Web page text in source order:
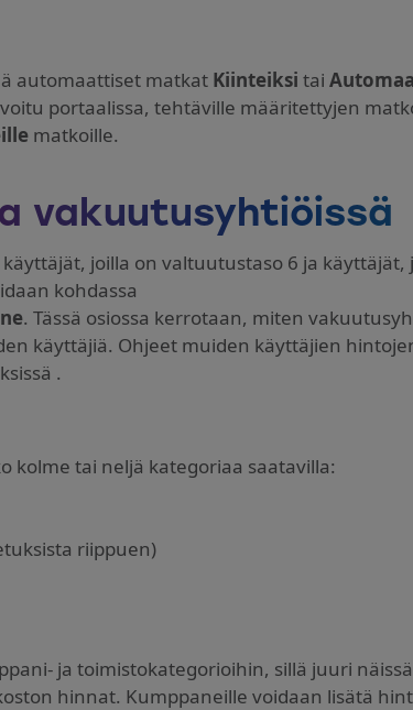
automaattiset matkat Kiinteiksi tai
portaalissa, tehtäville määritettyjen
matkoille.
vakuutusyhtiöissä
joilla on valtuutustaso 6 ja käyttäjät,
kohdassa
. Tässä osiossa kerrotaan, miten
käyttäjiä. Ohjeet muiden käyttäjien
.
kolme tai neljä kategoriaa saatavilla:
riippuen)
ja toimistokategorioihin, sillä juuri
hinnat. Kumppaneille voidaan lisätä